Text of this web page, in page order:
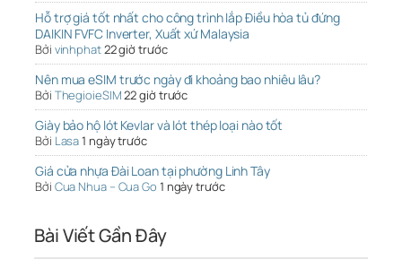
Hỗ trợ giá tốt nhất cho công trình lắp Điều hòa tủ đứng
DAIKIN FVFC Inverter, Xuất xứ Malaysia
Bởi vinhphat22 giờ trước
Nên mua eSIM trước ngày đi khoảng bao nhiêu lâu?
Bởi ThegioieSIM22 giờ trước
Giày bảo hộ lót Kevlar và lót thép loại nào tốt
Bởi Lasa1 ngày trước
Giá cửa nhựa Đài Loan tại phường Linh Tây
Bởi Cua Nhua – Cua Go 1 ngày trước
Bài Viết Gần Đây